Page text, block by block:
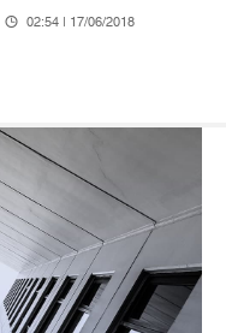
02:54 | 17/06/2018